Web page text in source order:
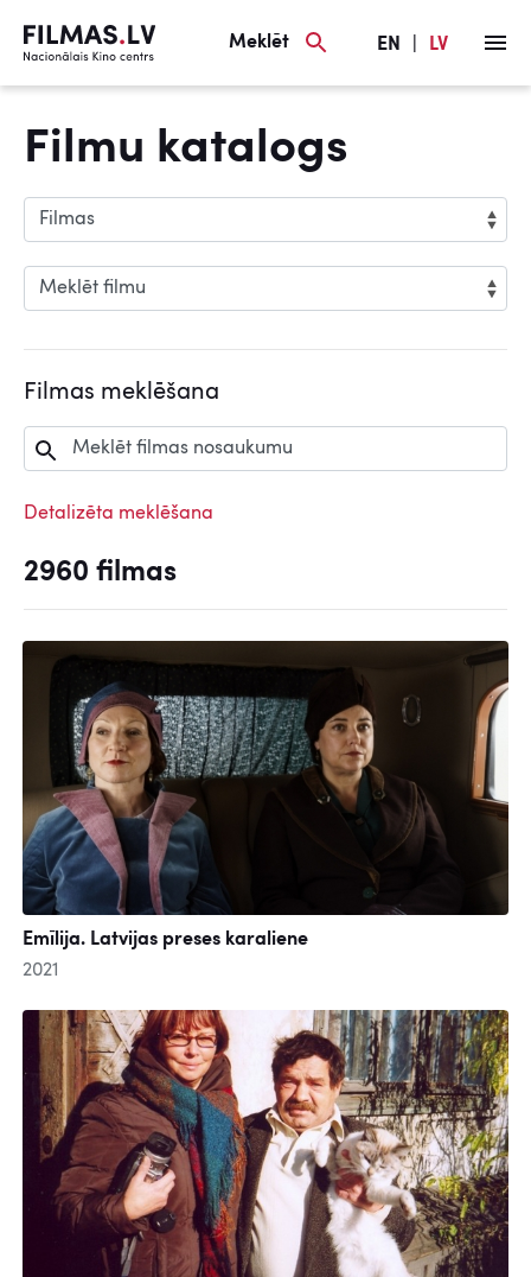
Meklēt EN LV
Filmu katalogs
Filmas meklēšana
Detalizēta meklēšana
2960 filmas
Emīlija. Latvijas preses karaliene
2021